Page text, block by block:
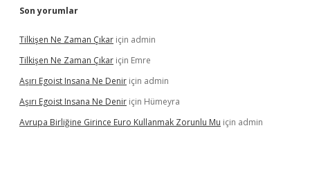
Son yorumlar
Tilkişen Ne Zaman Çıkar için admin
Tilkişen Ne Zaman Çıkar için Emre
Aşırı Egoist Insana Ne Denir için admin
Aşırı Egoist Insana Ne Denir için Hümeyra
Avrupa Birliğine Girince Euro Kullanmak Zorunlu Mu için admin